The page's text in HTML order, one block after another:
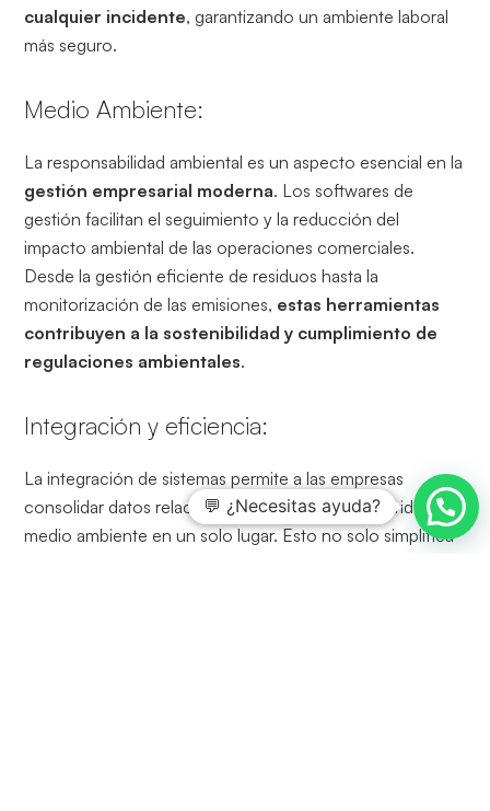
cualquier incidente, garantizando un ambiente laboral
más seguro.
Medio Ambiente:
La responsabilidad ambiental es un aspecto esencial en la
gestión empresarial moderna. Los softwares de
gestión facilitan el seguimiento y la reducción del
impacto ambiental de las operaciones comerciales.
Desde la gestión eficiente de residuos hasta la
monitorización de las emisiones, estas herramientas
contribuyen a la sostenibilidad y cumplimiento de
regulaciones ambientales.
Integración y eficiencia:
La integración de sistemas permite a las empresas
consolidar datos relacionados con la salud, seguridad y
medio ambiente en un solo lugar. Esto no solo simplifica
💬 ¿Necesitas ayuda?